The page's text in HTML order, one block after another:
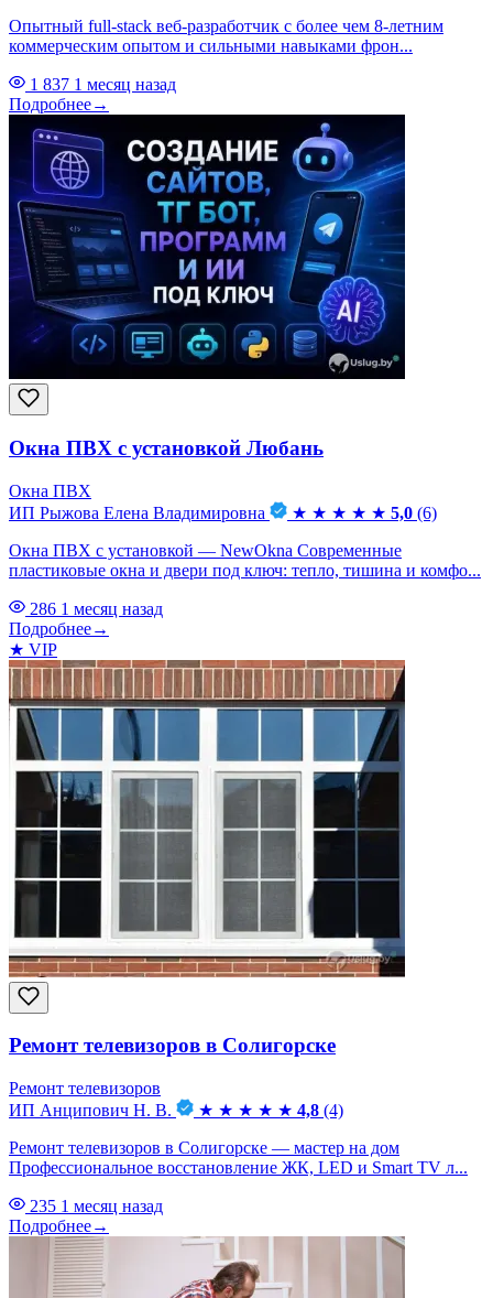
Опытный full-stack веб-разработчик с более чем 8-летним
коммерческим опытом и сильными навыками фрон...
1 837 1 месяц назад
Подробнее→
Окна ПВХ с установкой Любань
Окна ПВХ
ИП Рыжова Елена Владимировна
★ ★ ★ ★ ★ 5,0 (6)
Окна ПВХ с установкой — NewOkna Современные
пластиковые окна и двери под ключ: тепло, тишина и комфо...
286 1 месяц назад
Подробнее→
★ VIP
Ремонт телевизоров в Солигорске
Ремонт телевизоров
ИП Анципович Н. В.
★ ★ ★ ★ ★ 4,8 (4)
Ремонт телевизоров в Солигорске — мастер на дом
Профессиональное восстановление ЖК, LED и Smart TV л...
235 1 месяц назад
Подробнее→